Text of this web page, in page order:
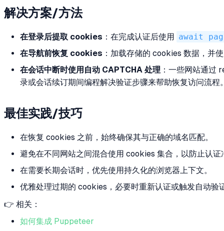
解决方案/方法
在登录后提取 cookies ：在完成认证后使用
await
在导航前恢复 cookies ：加载存储的 cookies 数据，并
在会话中断时使用自动 CAPTCHA 处理 ：一些网站通过
录或会话续订期间编程解决验证步骤来帮助恢复访问流程
最佳实践/技巧
在恢复 cookies 之前，始终确保其与正确的域名匹配。
避免在不同网站之间混合使用 cookies 集合，以防止认证
在需要长期会话时，优先使用持久化的浏览器上下文。
优雅处理过期的 cookies，必要时重新认证或触发自动验
👉 相关：
如何集成 Puppeteer